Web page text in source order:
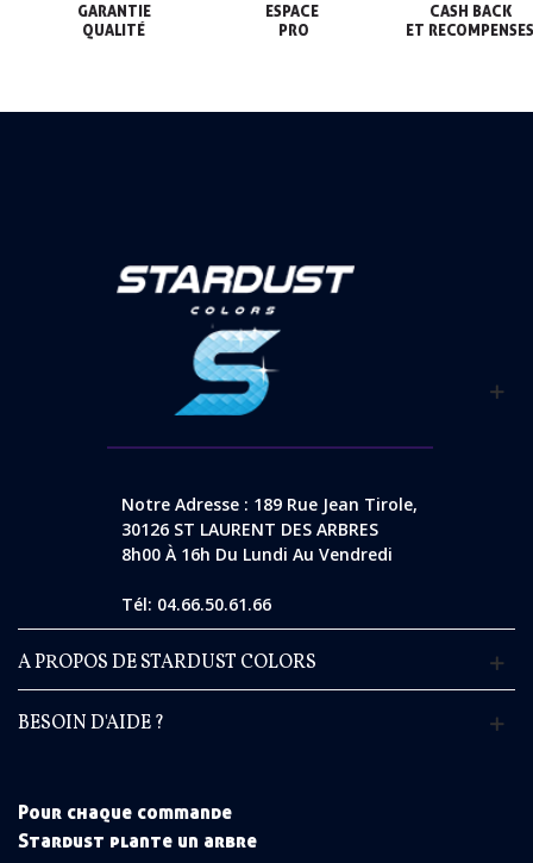
GARANTIE
QUALITÉ
ESPACE
PRO
CASH BACK
ET
Notre Adresse : 189 Rue Jean Tirole,
30126 ST LAURENT DES ARBRES
8h00 À 16h Du Lundi Au Vendredi
Tél: 04.66.50.61.66
A PROPOS DE STARDUST COLORS
BESOIN D'AIDE ?
Pour chaque commande
Stardust plante un arbre